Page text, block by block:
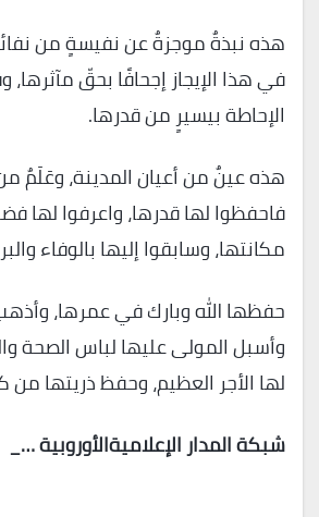
هذه نبذةٌ موجزةٌ عن نفيسةٍ من
في هذا الإيجاز إجحافًا بحقّ
الإحاطة بيسيرٍ من قدرها.
هذه عينٌ من أعيان المدينة، وعَلَمٌ
فاحفظوا لها قدرها، واعرفوا لها
مكانتها، وسابقوا إليها بالوفاء
حفظها الله وبارك في عمرها،
وأسبل المولى عليها لباس الصحة
لها الأجر العظيم، وحفظ ذريتها
شبكة المدار الإعلاميةالأوروبية …_